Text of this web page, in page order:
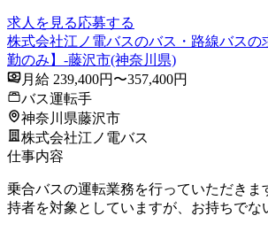
求人を見る応募する
株式会社江ノ電バスのバス・路線バスの
勤のみ】-藤沢市(神奈川県)
月給 239,400円〜357,400円
バス運転手
神奈川県藤沢市
株式会社江ノ電バス
仕事内容
乗合バスの運転業務を行っていただきま
持者を対象としていますが、お持ちでな